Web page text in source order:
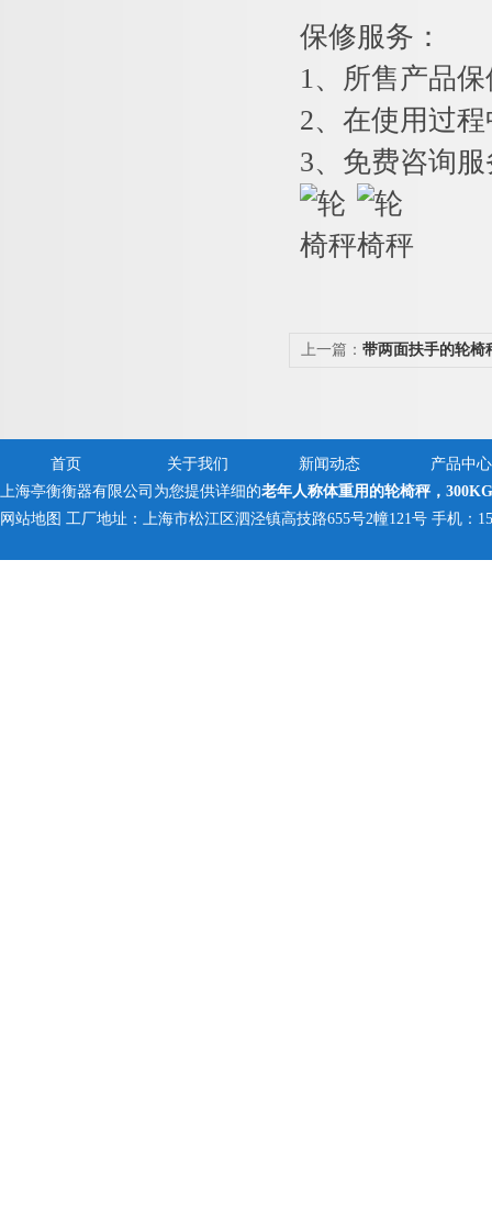
保修服务：
1、所售产品
2、在使用过
3、免费咨询
上一篇： 带两面扶手的轮椅
首页 关于我们 新闻动态
产品中心
上海亭衡衡器有限公司为您提供详细的老年人称体重用的轮椅秤，
网站地图 工厂地址：上海市松江区泗泾镇高技路655号2幢121号 手机：